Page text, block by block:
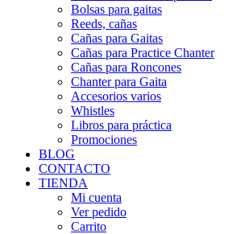
Bolsas para gaitas
Reeds, cañas
Cañas para Gaitas
Cañas para Practice Chanter
Cañas para Roncones
Chanter para Gaita
Accesorios varios
Whistles
Libros para práctica
Promociones
BLOG
CONTACTO
TIENDA
Mi cuenta
Ver pedido
Carrito